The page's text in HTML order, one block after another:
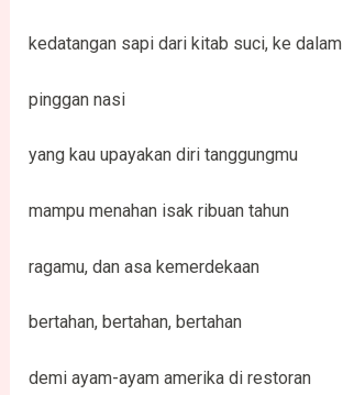
kedatangan sapi dari kitab suci, ke dalam
pinggan nasi
yang kau upayakan diri tanggungmu
mampu menahan isak ribuan tahun
ragamu, dan asa kemerdekaan
bertahan, bertahan, bertahan
demi ayam-ayam amerika di restoran